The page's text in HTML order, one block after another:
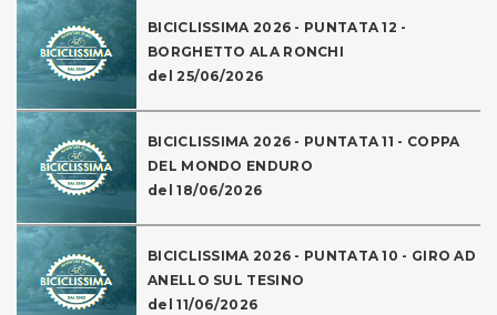
BICICLISSIMA 2026 - PUNTATA 12 -
BORGHETTO ALA RONCHI
del 25/06/2026
BICICLISSIMA 2026 - PUNTATA 11 - COPPA
DEL MONDO ENDURO
del 18/06/2026
BICICLISSIMA 2026 - PUNTATA 10 - GIRO AD
ANELLO SUL TESINO
del 11/06/2026